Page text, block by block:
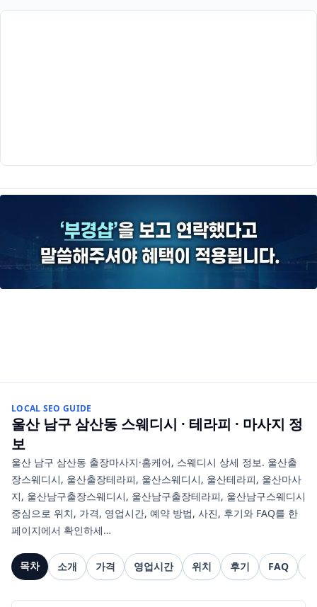
LOCAL SEO GUIDE
울산 남구 삼산동 스웨디시 · 테라피 · 마사지 정
보
울산 남구 삼산동 출장마사지·홈케어, 스웨디시 상세 정보. 울산출
장스웨디시, 울산출장테라피, 울산스웨디시, 울산테라피, 울산마사
지, 울산남구출장스웨디시, 울산남구출장테라피, 울산남구스웨디시
중심으로 위치, 가격, 영업시간, 예약 방법, 사진, 후기와 FAQ를 한
페이지에서 확인하세…
목차 소개 가격 영업시간 위치 후기 FAQ